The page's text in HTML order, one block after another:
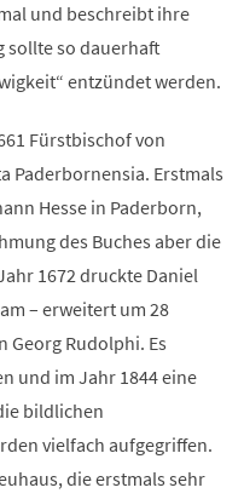
und beschreibt ihre
sollte so dauerhaft
entzündet werden.
Fürstbischof von
Paderbornensia. Erstmals
Hesse in Paderborn,
des Buches aber die
1672 druckte Daniel
– erweitert um 28
Georg Rudolphi. Es
und im Jahr 1844 eine
bildlichen
vielfach aufgegriffen.
die erstmals sehr